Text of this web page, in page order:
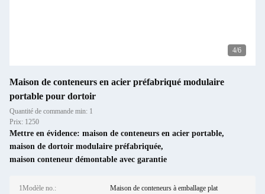
5/6
Maison de conteneurs en acier préfabriqué modulaire
portable pour dortoir
Quantité de commande min: 1
Prix: 1250
Mettre en évidence: maison de conteneurs en acier portable,
maison de dortoir modulaire préfabriquée,
maison conteneur démontable avec garantie
1Modèle no.: Maison de conteneurs à emballage plat